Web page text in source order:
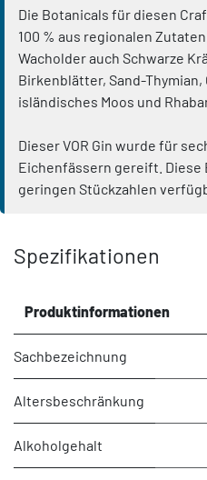
Die Botanicals für diesen
100 % aus regionalen
Wacholder auch Schwarze
Birkenblätter, Sand-
isländisches Moos und
Dieser VOR Gin wurde für
Eichenfässern gereift.
geringen Stückzahlen
Spezifikationen
Produktinformationen
Sachbezeichnung
Altersbeschränkung
Alkoholgehalt